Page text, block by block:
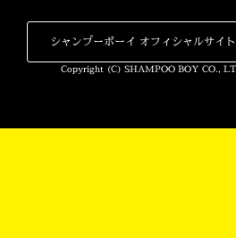
シャンプーボーイ オフィシャルサイト
Copyright (C) SHAMPOO BOY CO.,